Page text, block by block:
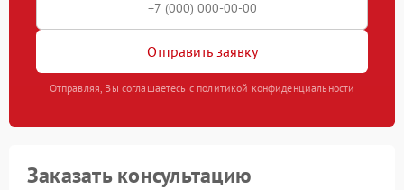
Отправить заявку
Отправляя, Вы соглашаетесь с политикой конфиденциальности
Заказать консультацию